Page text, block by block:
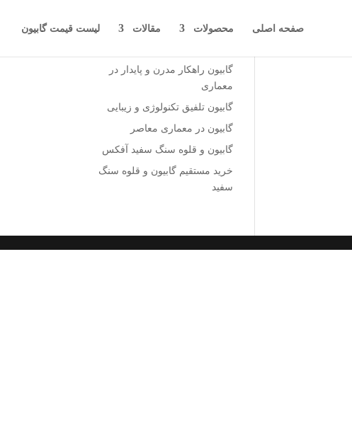
صفحه اصلی محصولات مقالات لیست قیمت گابیون
گابیون راهکار مدرن و پایدار در
معماری
گابیون تلفیق تکنولوژی و زیبایی
گابیون در معماری معاصر
گابیون و قلوه سنگ سفید آفکس
خرید مستقیم گابیون و قلوه سنگ
سفید